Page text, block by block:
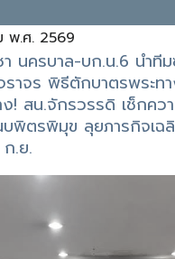
พ.ศ. 2569
นครบาล-บก.น.6 นำที
าจร พิธีตักบาตรพระทา
! สน.จักรวรรดิ เช็กคว
บพิตรพิมุข ลุยภารกิจเฉ
.ย.